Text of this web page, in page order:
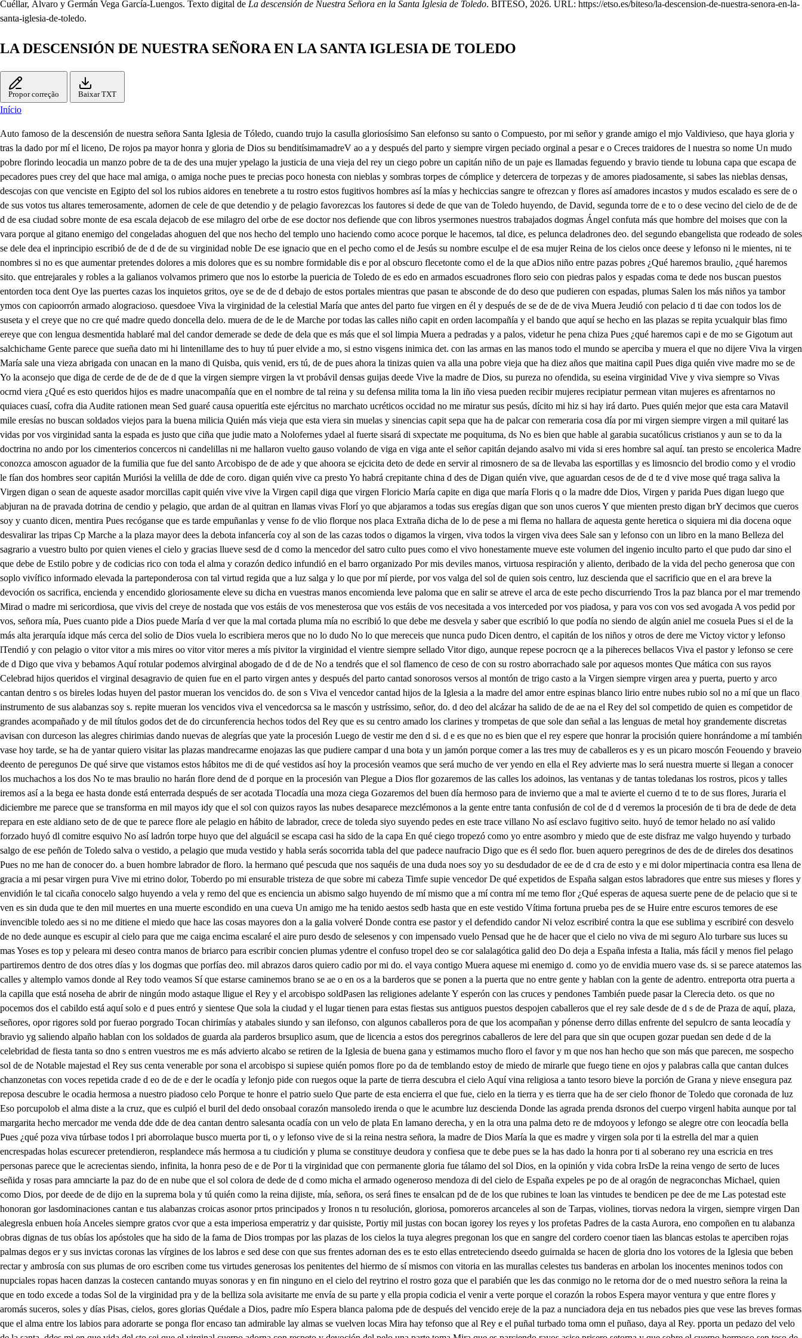
Cuéllar, Álvaro y Germán Vega García-Luengos. Texto digital de La descensión de Nuestra Señora en la Santa Iglesia de Toledo. BITESO, 2026. URL: https://etso.es/biteso/la-descension-de-nuestra-senora-en-la-
santa-iglesia-de-toledo.
LA DESCENSIÓN DE NUESTRA SEÑORA EN LA SANTA IGLESIA DE TOLEDO
Propor correção Baixar TXT
Início
Auto famoso de la descensión de nuestra señora Santa Iglesia de Tóledo, cuando trujo la casulla gloriosísimo San elefonso su santo o Compuesto, por mi señor y grande amigo el mjo Valdivieso, que haya gloria y tras la dado por mí el liceno, De rojos pa mayor honra y gloria de Dios su benditísimamadreV ao a y después del parto y siempre virgen peciado orginal a pesar e o Creces traidores de l nuestra so nome Un mudo pobre florindo leocadia un manzo pobre de ta de des una mujer ypelago la justicia de una vieja del rey un ciego pobre un capitán niño de un paje es llamadas feguendo y bravio tiende tu lobuna capa que escapa de pecadores pues crey del que hace mal amiga, o amiga noche pues te precias poco honesta con nieblas y sombras torpes de cómplice y detercera de torpezas y de amores piadosamente, si sabes las nieblas densas, descojas con que venciste en Egipto del sol los rubios aidores en tenebrete a tu rostro estos fugitivos hombres así la mías y hechiccias sangre te ofrezcan y flores así amadores incastos y mudos escalado es sere de o de sus votos tus altares temerosamente, adornen de cele de que detendio y de pelagio favorezcas los fautores si dede de que van de Toledo huyendo, de David, segunda torre de e to o dese vecino del cielo de de de d de esa ciudad sobre monte de esa escala dejacob de ese milagro del orbe de ese doctor nos defiende que con libros ysermones nuestros trabajados dogmas Ángel confuta más que hombre del moises que con la vara porque al gitano enemigo del congeladas ahoguen del que nos hecho del templo uno haciendo como acoce porque le hacemos, tal dice, es pelunca deladrones deo. del segundo ebangelista que rodeado de soles se dele dea el inprincipio escribió de de d de de su virginidad noble De ese ignacio que en el pecho como el de Jesús su nombre esculpe el de esa mujer Reina de los cielos once deese y lefonso ni le mientes, ni te nombres si no es que aumentar pretendes dolores a mis dolores que es su nombre formidable dis e por al obscuro flecetonte como el de la que aDios niño entre pazas pobres ¿Qué haremos braulio, ¿qué haremos sito. que entrejarales y robles a la galianos volvamos primero que nos lo estorbe la puericia de Toledo de es edo en armados escuadrones floro seio con piedras palos y espadas coma te dede nos buscan puestos entorden toca dent Oye las puertes cazas los inquietos gritos, oye se de de d debajo de estos portales mientras que pasan te absconde de do deso que pudieren con espadas, plumas Salen los más niños ya tambor ymos con capioorrón armado alogracioso. quesdoee Viva la virginidad de la celestial María que antes del parto fue virgen en él y después de se de de de viva Muera Jeudió con pelacio d ti dae con todos los de suseta y el creye que no cre qué madre quedo doncella delo. muera de de le de Marche por todas las calles niño capit en orden lacompañía y el bando que aquí se hecho en las plazas se repita ycualquir blas fimo ereye que con lengua desmentida hablaré mal del candor demerade se dede de dela que es más que el sol limpia Muera a pedradas y a palos, videtur he pena chiza Pues ¿qué haremos capi e de mo se Gigotum aut salchichame Gente parece que sueña dato mi hi lintenillame des to huy tú puer elvide a mo, si estno visgens inimica det. con las armas en las manos todo el mundo se aperciba y muera el que no dijere Viva la virgen María sale una vieza abrigada con unacan en la mano di Quisba, quis venid, ers tú, de de pues ahora la tinizas quien va alla una pobre vieja que ha diez años que maitina capil Pues diga quién vive madre mo se de Yo la aconsejo que diga de cerde de de de de d que la virgen siempre virgen la vt probávil densas guijas deede Vive la madre de Dios, su pureza no ofendida, su eseina virginidad Vive y viva siempre so Vivas ocrnd viera ¿Qué es esto queridos hijos es madre unacompañía que en el nombre de tal reina y su defensa milita toma la lin iño viesa pueden recibir mujeres recipiatur permean vitan mujeres es afrentarnos no quiaces cuasí, cofra dia Audite rationen mean Sed guaré causa opueritía este ejércitus no marchato ucréticos occidad no me miratur sus pesús, dícito mi hiz si hay irá darto. Pues quién mejor que esta cara Matavil mile eresías no buscan soldados viejos para la buena milicia Quién más vieja que esta viera sin muelas y sinencias capit sepa que ha de palcar con remeraria cosa día por mi virgen siempre virgen a mil quitaré las vidas por vos virginidad santa la espada es justo que ciña que judie mato a Nolofernes ydael al fuerte sisará di sxpectate me poquituma, ds No es bien que hable al garabia sucatólicus cristianos y aun se to da la doctrina no ando por los cimenterios concercos ni candelillas ni me hallaron vuelto gauso volando de viga en viga ante el señor capitán dejando asalvo mi vida si eres hombre sal aquí. tan presto se encolerica Madre conozca amoscon aguador de la fumilia que fue del santo Arcobispo de de ade y que ahoora se ejcicita deto de dede en servir al rimosnero de sa de llevaba las esportillas y es limosncio del brodio como y el vrodio le fían dos hombres seor capitán Muriósi la velilla de dde de coro. digan quién vive ca presto Yo habrá crepitante china d des de Digan quién vive, que aguardan cesos de de d te d vive mose qué traga saliva la Virgen digan o sean de aqueste asador morcillas capit quién vive vive la Virgen capil diga que virgen Floricio María capite en diga que maría Floris q o la madre dde Dios, Virgen y parida Pues digan luego que abjuran na de pravada dotrina de cendio y pelagio, que ardan de al quitran en llamas vivas Florí yo que abjaramos a todas sus eregías digan que son unos cueros Y que mienten presto digan brY decimos que cueros soy y cuanto dicen, mentira Pues recóganse que es tarde empuñanlas y vense fo de vlio florque nos placa Extraña dicha de lo de pese a mi flema no hallara de aquesta gente heretica o siquiera mi dia docena oque desvalirar las tripas Cp Marche a la plaza mayor dees la debota infancería coy al son de las cazas todos o digamos la virgen, viva todos la virgen viva dees Sale san y lefonso con un libro en la mano Belleza del sagrario a vuestro bulto por quien vienes el cielo y gracias llueve sesd de d como la mencedor del satro culto pues como el vivo honestamente mueve este volumen del ingenio inculto parto el que pudo dar sino el que debe de Estilo pobre y de codicias rico con toda el alma y corazón dedico infundió en el barro organizado Por mis deviles manos, virtuosa respiración y aliento, deribado de la vida del pecho generosa que con soplo vivífico informado elevada la parteponderosa con tal virtud regida que a luz salga y lo que por mí pierde, por vos valga del sol de quien sois centro, luz descienda que el sacrificio que en el ara breve la devoción os sacrifica, encienda y encendido gloriosamente eleve su dicha en vuestras manos encomienda leve paloma que en salir se atreve el arca de este pecho discurriendo Tros la paz blanca por el mar tremendo Mirad o madre mi sericordiosa, que vivis del creye de nostada que vos estáis de vos menesterosa que vos estáis de vos necesitada a vos interceded por vos piadosa, y para vos con vos sed avogada A vos pedid por vos, señora mía, Pues cuanto pide a Dios puede María d ver que la mal cortada pluma mía no escribió lo que debe me desvela y saber que escribió lo que podía no siendo de algún aniel me cosuela Pues si el de la más alta jerarquía idque más cerca del solio de Dios vuela lo escribiera meros que no lo dudo No lo que mereceis que nunca pudo Dicen dentro, el capitán de los niños y otros de dere me Victoy victor y lefonso lTendió y con pelagio o vitor vitor a mis mires oo vitor vitor meres a mís pivitor la virginidad el vientre siempre sellado Vitor digo, aunque repese pocrocn qe a la pihereces bellacos Viva el pastor y lefonso se cere de d Digo que viva y bebamos Aquí rotular podemos alvirginal abogado de d de de No a tendrés que el sol flamenco de ceso de con su rostro aborrachado sale por aquesos montes Que mática con sus rayos Celebrad hijos queridos el virginal desagravio de quien fue en el parto virgen antes y después del parto cantad sonorosos versos al montón de trigo casto a la Virgen siempre virgen area y puerta, puerto y arco cantan dentro s os bireles lodas huyen del pastor mueran los vencidos do. de son s Viva el vencedor cantad hijos de la Iglesia a la madre del amor entre espinas blanco lirio entre nubes rubio sol no a mí que un flaco instrumento de sus alabanzas soy s. repite mueran los vencidos viva el vencedorcsa sa le mascón y ustríssimo, señor, do. d deo del alcázar ha salido de de ae na el Rey del sol competido de quien es competidor de grandes acompañado y de mil títulos godos det de do circunferencia hechos todos del Rey que es su centro amado los clarines y trompetas de que sole dan señal a las lenguas de metal hoy grandemente discretas avisan con durceson las alegres chirimias dando nuevas de alegrías que yate la procesión Luego de vestir me den d si. d e es que no es bien que el rey espere que honrar la procisión quiere honrándome a mí también vase hoy tarde, se ha de yantar quiero visitar las plazas mandrecarme enojazas las que pudiere campar d una bota y un jamón porque comer a las tres muy de caballeros es y es un picaro moscón Feouendo y braveio deento de peregunos De qué sirve que vistamos estos hábitos me di de qué vestidos así hoy la procesión veamos que será mucho de ver yendo en ella el Rey advierte mas lo será nuestra muerte si llegan a conocer los muchachos a los dos No te mas braulio no harán flore dend de d porque en la procesión van Plegue a Dios flor gozaremos de las calles los adoinos, las ventanas y de tantas toledanas los rostros, picos y talles iremos así a la bega ee hasta donde está enterrada después de ser acotada Tlocadía una moza ciega Gozaremos del buen día hermoso para de invierno que a mal te avierte el cuerno d te to de sus flores, Juraria el diciembre me parece que se transforma en mil mayos idy que el sol con quizos rayos las nube